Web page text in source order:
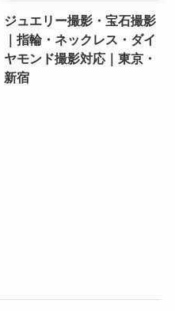
ジュエリー撮影・宝石撮影
｜指輪・ネックレス・ダイ
ヤモンド撮影対応｜東京・
新宿